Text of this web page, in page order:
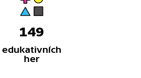
149
edukativních
her